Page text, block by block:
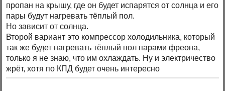
пропан на крышу, где он будет испарятся от солнца и его
пары будут нагревать тёплый пол.
Но зависит от солнца.
Второй вариант это компрессор холодильника, который
так же будет нагревать тёплый пол парами фреона,
только я не знаю, что им охлаждать. Ну и электричество
жрёт, хотя по КПД будет очень интересно